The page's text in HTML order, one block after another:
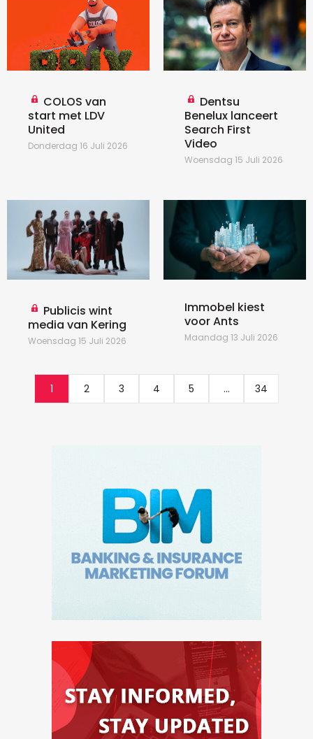
COLOS van
start met LDV
United
Donderdag 16 Juli 2026
Dentsu
Benelux lanceert
Search First
Video
Woensdag 15 Juli 2026
Publicis wint
media van Kering
Woensdag 15 Juli 2026
Immobel kiest
voor Ants
Maandag 13 Juli 2026
1 2 3 4 5 ... 34